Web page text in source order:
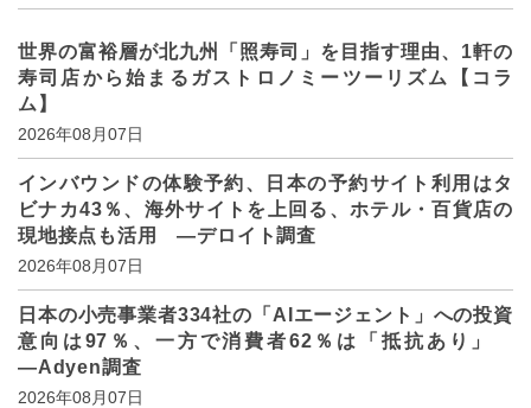
世界の富裕層が北九州「照寿司」を目指す理由、1軒の
寿司店から始まるガストロノミーツーリズム【コラ
ム】
2026年08月07日
インバウンドの体験予約、日本の予約サイト利用はタ
ビナカ43％、海外サイトを上回る、ホテル・百貨店の
現地接点も活用 ―デロイト調査
2026年08月07日
日本の小売事業者334社の「AIエージェント」への投資
意向は97％、一方で消費者62％は「抵抗あり」
―Adyen調査
2026年08月07日